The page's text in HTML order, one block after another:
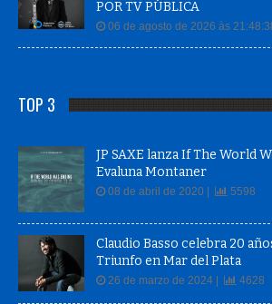
POR TV PÚBLICA
06 de agosto de 2026 às
TOP 3
JP SAXE lanza If The World
Evaluna Montaner
08 de abril de 2020 | 5598
Claudio Basso celebra 20
Triunfo en Mar del Plata
26 de marzo de 2024 | 4628